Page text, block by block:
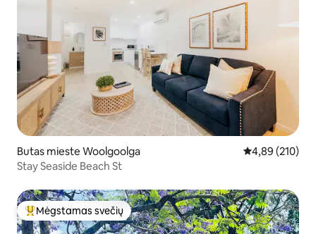
Butas mieste Woolgoolga Vidutinis
4,89 (210)
Stay Seaside Beach St
Svečių mėgstamiausias
Mėgstamas svečių